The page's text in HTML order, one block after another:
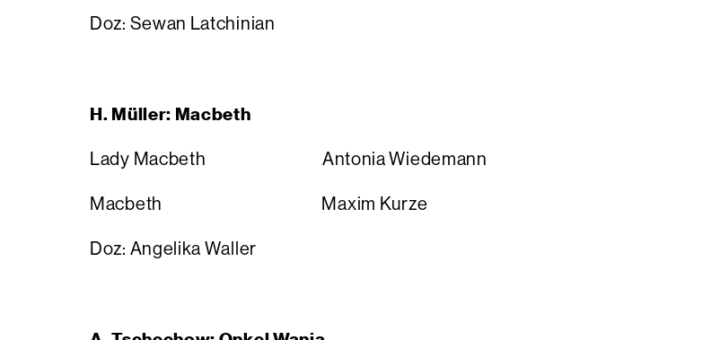
Doz: Sewan Latchinian
H. Müller: Macbeth
Lady Macbeth Antonia Wiedemann
Macbeth Maxim Kurze
Doz: Angelika Waller